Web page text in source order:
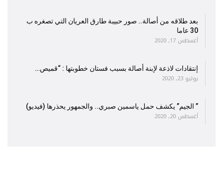
بعد طلاقه من أصالة.. صور حبيبة طارق العريان التي تصغره ب
30 عاما
أغسطس 17, 2020
إنتقادات لاذعة لإبنة أصالة بسبب فستان خطوبتها : “قميص…
يوليو 23, 2020
” الجيم” يكشف حمل ياسمين صبري.. والجمهور يحذرها (فيديو)
أغسطس 20, 2020